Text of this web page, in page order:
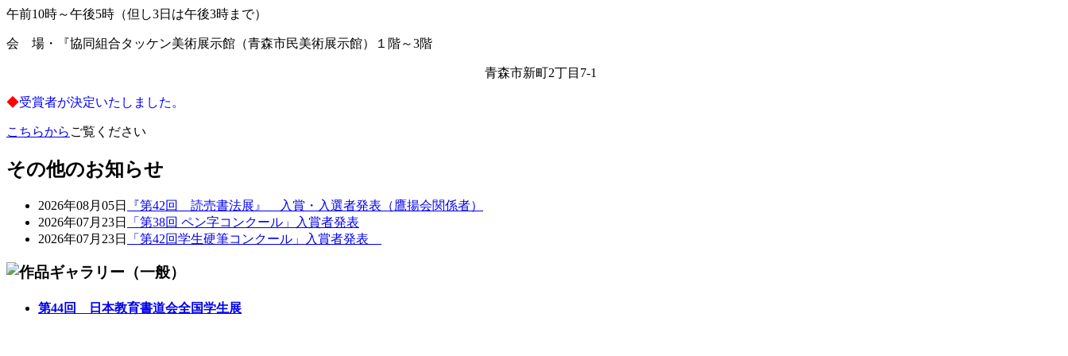
午前10時～午後5時（但し3日は午後3時まで）
会 場・『協同組合タッケン美術展示館（青森市民美術展示館）１階～3階
青森市新町2丁目7-1
◆受賞者が決定いたしました。
こちらから ご覧ください
その他のお知らせ
2026年08月05日
『第42回 読売書法展』 入賞・入選者発表（鷹揚会関係者）
2026年07月23日
「第38回 ペン字コンクール」入賞者発表
2026年07月23日
「第42回学生硬筆コンクール」入賞者発表
第44回 日本教育書道会全国学生展